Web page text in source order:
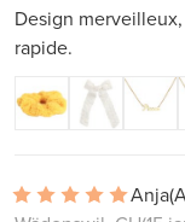
Design
rapide.
Anja